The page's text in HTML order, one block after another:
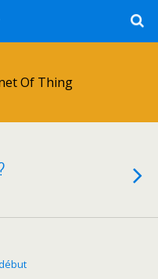
Of Thing